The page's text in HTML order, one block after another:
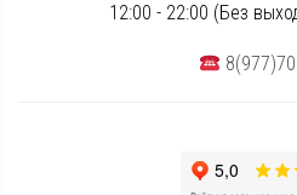
12:00 - 22:00 (Без